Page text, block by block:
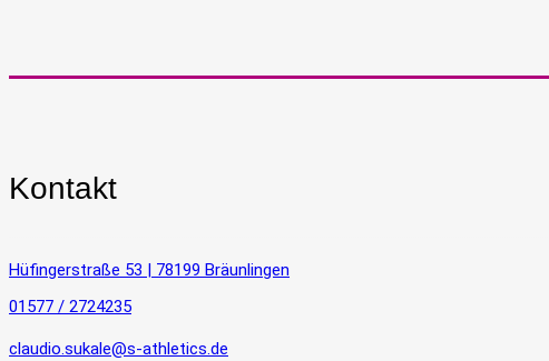
Kontakt
Hüfingerstraße 53 | 78199 Bräunlingen
01577 / 2724235
claudio.sukale@s-athletics.de